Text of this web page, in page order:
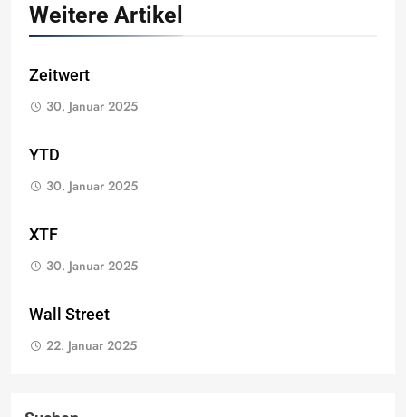
Weitere Artikel
Zeitwert
30. Januar 2025
YTD
30. Januar 2025
XTF
30. Januar 2025
Wall Street
22. Januar 2025